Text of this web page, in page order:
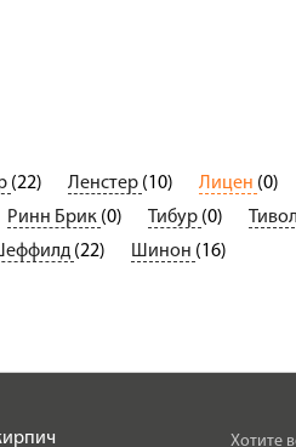
(22) Ленстер (10) Лицен (0)
Ринн Брик (0) Тибур (0)
(22) Шинон (16)
Хотите